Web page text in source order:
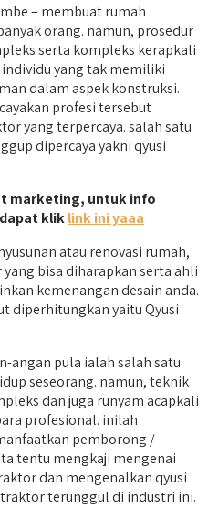
– membuat rumah
orang. namun, prosedur
serta kompleks kerapkali
yang tak memiliki
dalam aspek konstruksi.
profesi tersebut
yang terpercaya. salah satu
dipercaya yakni qyusi
marketing, untuk info
kliklink ini yaaa
atau renovasi rumah,
bisa diharapkan serta ahli
kemenangan desain anda.
diperhitungkan yaitu Qyusi
angan pula ialah salah satu
seseorang. namun, teknik
dan juga runyam acapkali
profesional. inilah
pemborong /
tentu mengkaji mengenai
dan mengenalkan qyusi
terunggul di industri ini.